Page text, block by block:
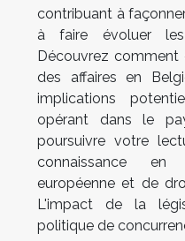
contribuant à
à faire évoluer les
Découvrez
des affaires en
implications
opérant dans le
poursuivre votre
connaissance
européenne et de
L'impact de la
politique de